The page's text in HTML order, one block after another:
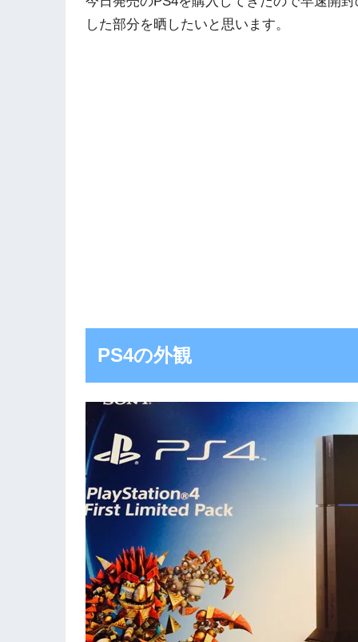
した部分を晒したいと思います。
PS4の外観